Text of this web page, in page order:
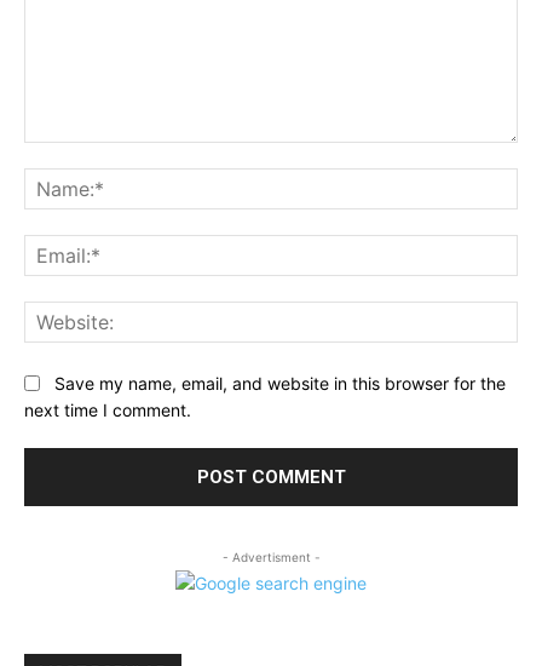
Save my name, email, and website in this browser for the
next time I comment.
- Advertisment -